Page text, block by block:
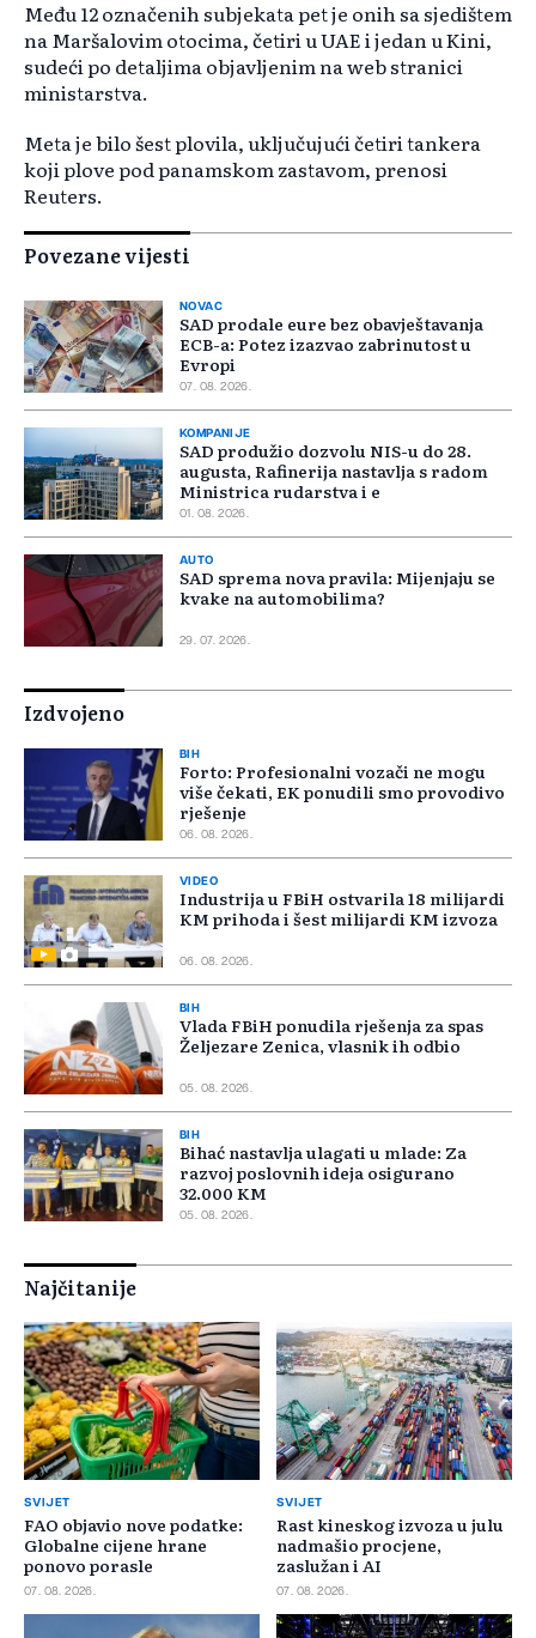
Među 12 označenih subjekata pet je onih sa sjedištem
na Maršalovim otocima, četiri u UAE i jedan u Kini,
sudeći po detaljima objavljenim na web stranici
ministarstva.
Meta je bilo šest plovila, uključujući četiri tankera
koji plove pod panamskom zastavom, prenosi
Reuters.
Povezane vijesti
NOVAC
SAD prodale eure bez obavještavanja
ECB-a: Potez izazvao zabrinutost u
Evropi
07. 08. 2026.
KOMPANIJE
SAD produžio dozvolu NIS-u do 28.
augusta, Rafinerija nastavlja s radom
Ministrica rudarstva i e
01. 08. 2026.
AUTO
SAD sprema nova pravila: Mijenjaju se
kvake na automobilima?
29. 07. 2026.
Izdvojeno
BIH
Forto: Profesionalni vozači ne mogu
više čekati, EK ponudili smo provodivo
rješenje
06. 08. 2026.
VIDEO
Industrija u FBiH ostvarila 18 milijardi
KM prihoda i šest milijardi KM izvoza
06. 08. 2026.
BIH
Vlada FBiH ponudila rješenja za spas
Željezare Zenica, vlasnik ih odbio
05. 08. 2026.
BIH
Bihać nastavlja ulagati u mlade: Za
razvoj poslovnih ideja osigurano
32.000 KM
05. 08. 2026.
Najčitanije
SVIJET
FAO objavio nove podatke:
Globalne cijene hrane
ponovo porasle
07. 08. 2026.
SVIJET
Rast kineskog izvoza u julu
nadmašio procjene,
zaslužan i AI
07. 08. 2026.